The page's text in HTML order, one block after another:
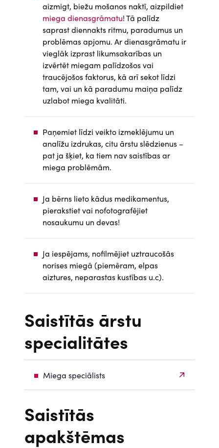
aizmigt, biežu mošanos naktī, aizpildiet
miega dienasgrāmatu! Tā palīdz
saprast diennakts ritmu, paradumus un
problēmas apjomu. Ar dienasgrāmatu ir
vieglāk izprast likumsakarības un
izvērtēt miegam palīdzošos vai
traucējošos faktorus, kā arī sekot līdzi
tam, vai un kā paradumu maiņa palīdz
uzlabot miega kvalitāti.
Paņemiet līdzi veikto izmeklējumu un
analīžu izdrukas, citu ārstu slēdzienus –
pat ja šķiet, ka tiem nav saistības ar
miega problēmām.
Ja bērns lieto kādus medikamentus,
pierakstiet vai nofotografējiet
nosaukumu un devas!
Ja iespējams, nofilmējiet uztraucošās
norises miegā (piemēram, elpas
aiztures, neparastas kustības u.c).
Saistītās ārstu
specialitātes
Miega speciālists
Saistītās
apakštēmas